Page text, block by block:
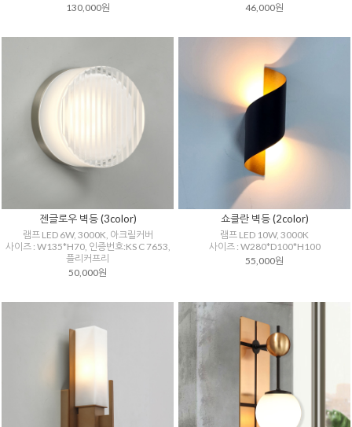
130,000원
46,000원
젠글로우 벽등 (3color)
램프 LED 6W, 3000K, 아크릴커버
사이즈 : W135*H70, 인증번호:KS C 7653,
플리커프리
50,000원
쇼클란 벽등 (2color)
램프 LED 10W, 3000K
사이즈 : W280*D100*H100
55,000원